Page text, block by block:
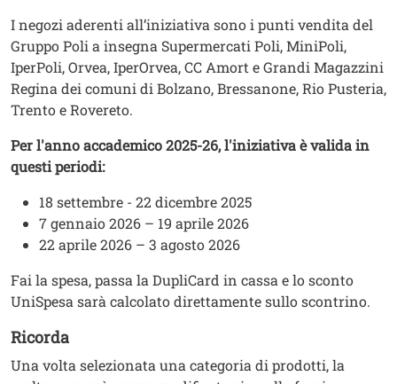
I negozi aderenti all’iniziativa sono i punti vendita del
Gruppo Poli a insegna Supermercati Poli, MiniPoli,
IperPoli, Orvea, IperOrvea, CC Amort e Grandi Magazzini
Regina dei comuni di Bolzano, Bressanone, Rio Pusteria,
Trento e Rovereto.
Per l'anno accademico 2025-26, l'iniziativa è valida in
questi periodi:
18 settembre - 22 dicembre 2025
7 gennaio 2026 – 19 aprile 2026
22 aprile 2026 – 3 agosto 2026
Fai la spesa, passa la DupliCard in cassa e lo sconto
UniSpesa sarà calcolato direttamente sullo scontrino.
Ricorda
Una volta selezionata una categoria di prodotti, la